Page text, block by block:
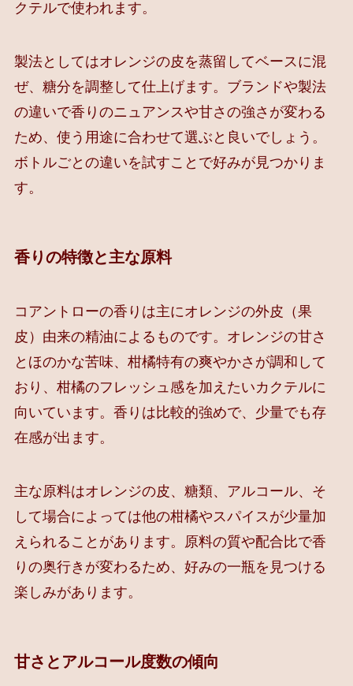
クテルで使われます。
製法としてはオレンジの皮を蒸留してベースに混
ぜ、糖分を調整して仕上げます。ブランドや製法
の違いで香りのニュアンスや甘さの強さが変わる
ため、使う用途に合わせて選ぶと良いでしょう。
ボトルごとの違いを試すことで好みが見つかりま
す。
香りの特徴と主な原料
コアントローの香りは主にオレンジの外皮（果
皮）由来の精油によるものです。オレンジの甘さ
とほのかな苦味、柑橘特有の爽やかさが調和して
おり、柑橘のフレッシュ感を加えたいカクテルに
向いています。香りは比較的強めで、少量でも存
在感が出ます。
主な原料はオレンジの皮、糖類、アルコール、そ
して場合によっては他の柑橘やスパイスが少量加
えられることがあります。原料の質や配合比で香
りの奥行きが変わるため、好みの一瓶を見つける
楽しみがあります。
甘さとアルコール度数の傾向